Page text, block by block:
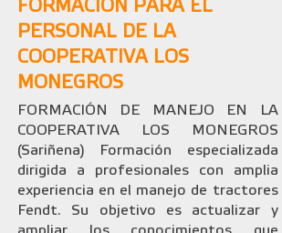
FORMACIÓN PARA EL
PERSONAL DE LA
COOPERATIVA LOS
MONEGROS
FORMACIÓN DE MANEJO EN LA
COOPERATIVA LOS MONEGROS
(Sariñena) Formación especializada
dirigida a profesionales con amplia
experiencia en el manejo de tractores
Fendt. Su objetivo es actualizar y